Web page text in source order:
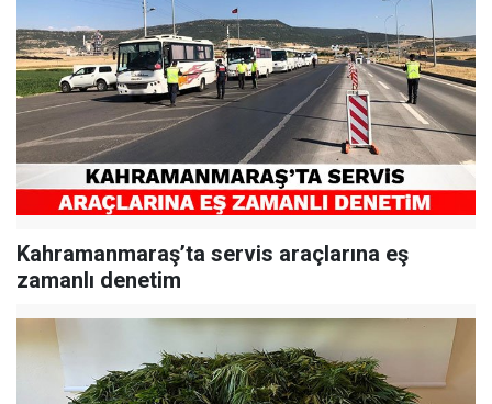
Kahramanmaraş’ta servis araçlarına eş
zamanlı denetim